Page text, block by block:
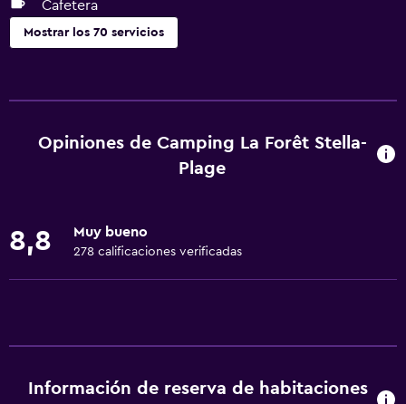
Cafetera
Mostrar los 70 servicios
Senderismo
Juegos de mesa/rompecabezas
Canotaje
Ciclismo
Ping pong
Opiniones de Camping La Forêt Stella-
Plage
8,8 Muy bueno
278 calificaciones verificadas
Información de reserva de habitaciones